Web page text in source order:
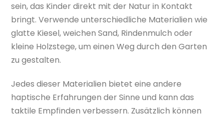
sein, das Kinder direkt mit der Natur in Kontakt
bringt. Verwende unterschiedliche Materialien wie
glatte Kiesel, weichen Sand, Rindenmulch oder
kleine Holzstege, um einen Weg durch den Garten
zu gestalten.
Jedes dieser Materialien bietet eine andere
haptische Erfahrungen der Sinne und kann das
taktile Empfinden verbessern. Zusätzlich können